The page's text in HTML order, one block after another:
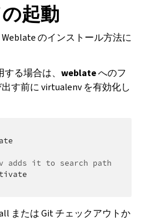
起動
のインストール方法に
る場合は、 weblateへのフ
す前に virtualenv を有効化し
adds it to search path
または Git チェックアウトか